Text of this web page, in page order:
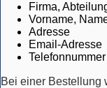
Firma,
Vorname,
Adresse
Email-Adresse
Bei einer Bestellung